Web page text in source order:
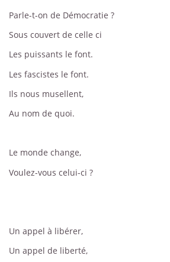
Parle-t-on de Démocratie ?
Sous couvert de celle ci
Les puissants le font.
Les fascistes le font.
Ils nous musellent,
Au nom de quoi.
Le monde change,
Voulez-vous celui-ci ?
Un appel à libérer,
Un appel de liberté,